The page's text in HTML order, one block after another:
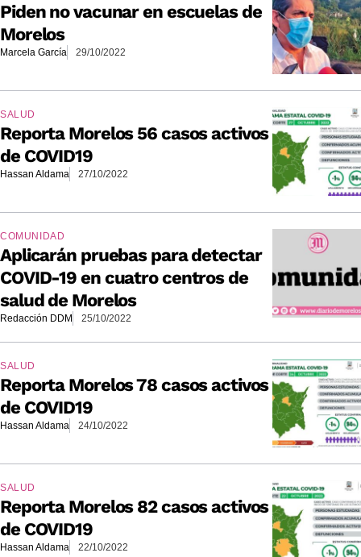
Piden no vacunar en escuelas de
Morelos
Marcela García 29/10/2022
SALUD
Reporta Morelos 56 casos activos
de COVID19
Hassan Aldama 27/10/2022
COMUNIDAD
Aplicarán pruebas para detectar
COVID-19 en cuatro centros de
salud de Morelos
Redacción DDM 25/10/2022
SALUD
Reporta Morelos 78 casos activos
de COVID19
Hassan Aldama 24/10/2022
SALUD
Reporta Morelos 82 casos activos
de COVID19
Hassan Aldama 22/10/2022